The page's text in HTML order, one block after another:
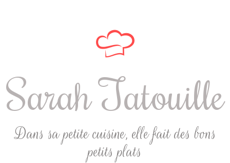
Sarah Tatouille
Dans sa petite cuisine, elle fait des bons
petits plats